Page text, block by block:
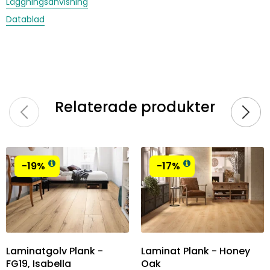
Datablad
Relaterade produkter
-19%
Laminatgolv Plank -
FG19, Isabella
-17%
Laminat Plank - Honey
Oak